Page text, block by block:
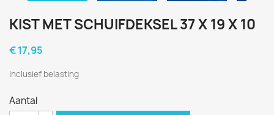
KIST MET SCHUIFDEKSEL 37 X 19 X 10
€ 17,95
Inclusief belasting
Aantal